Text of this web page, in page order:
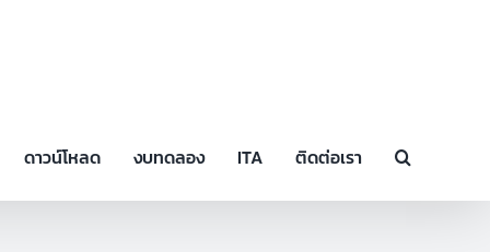
ดาวน์โหลด งบทดลอง ITA ติดต่อเรา